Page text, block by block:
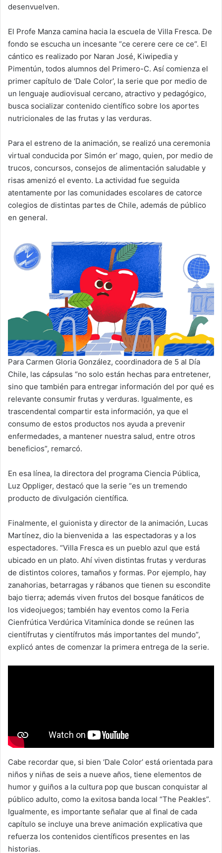
desenvuelven.
El Profe Manza camina hacia la escuela de Villa Fresca. De
fondo se escucha un incesante “ce cerere cere ce ce“. El
cántico es realizado por Naran José, Kiwipedia y
Pimentún, todos alumnos del Primero-C. Así comienza el
primer capítulo de ‘Dale Color’, la serie que por medio de
un lenguaje audiovisual cercano, atractivo y pedagógico,
busca socializar contenido científico sobre los aportes
nutricionales de las frutas y las verduras.
Para el estreno de la animación, se realizó una ceremonia
virtual conducida por Simón er’ mago, quien, por medio de
trucos, concursos, consejos de alimentación saludable y
risas amenizó el evento. La actividad fue seguida
atentamente por las comunidades escolares de catorce
colegios de distintas partes de Chile, además de público
en general.
Para Carmen Gloria González, coordinadora de 5 al Día
Chile, las cápsulas “no solo están hechas para entretener,
sino que también para entregar información del por qué es
relevante consumir frutas y verduras. Igualmente, es
trascendental compartir esta información, ya que el
consumo de estos productos nos ayuda a prevenir
enfermedades, a mantener nuestra salud, entre otros
beneficios”, remarcó.
En esa línea, la directora del programa Ciencia Pública,
Luz Oppliger, destacó que la serie “es un tremendo
producto de divulgación científica.
Finalmente, el guionista y director de la animación, Lucas
Martínez, dio la bienvenida a las espectadoras y a los
espectadores. “Villa Fresca es un pueblo azul que está
ubicado en un plato. Ahí viven distintas frutas y verduras
de distintos colores, tamaños y formas. Por ejemplo, hay
zanahorias, betarragas y rábanos que tienen su escondite
bajo tierra; además viven frutos del bosque fanáticos de
los videojuegos; también hay eventos como la Feria
Cienfrútica Verdúrica Vitamínica donde se reúnen las
científrutas y científrutos más importantes del mundo”,
explicó antes de comenzar la primera entrega de la serie.
Cabe recordar que, si bien ‘Dale Color’ está orientada para
niños y niñas de seis a nueve años, tiene elementos de
humor y guiños a la cultura pop que buscan conquistar al
público adulto, como la exitosa banda local “The Peakles”.
Igualmente, es importante señalar que al final de cada
capítulo se incluye una breve animación explicativa que
refuerza los contenidos científicos presentes en las
historias.